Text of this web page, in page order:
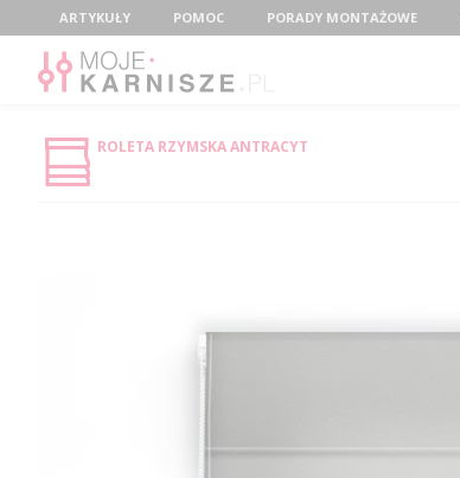
MenuARTYKUŁY POMOC PORADY MONTAŻOWE
ROLETA RZYMSKA ANTRACYT